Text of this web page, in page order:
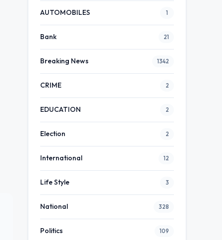
AUTOMOBILES 1
Bank 21
Breaking News 1342
CRIME 2
EDUCATION 2
Election 2
International 12
Life Style 3
National 328
Politics 109